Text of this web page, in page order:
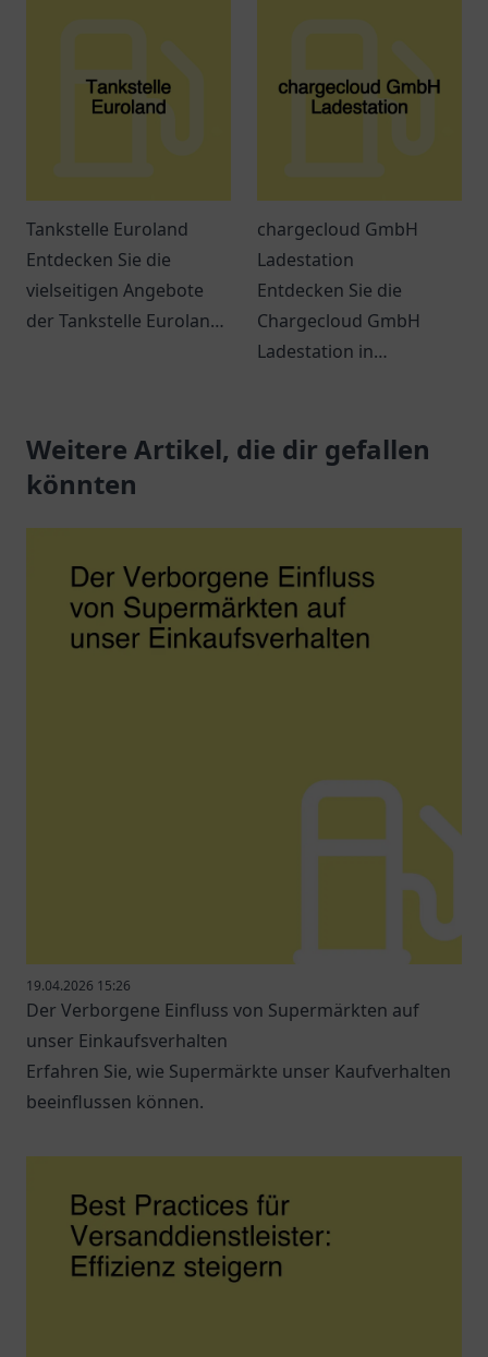
Lademöglichkeiten.
Tankstelle Euroland
Entdecken Sie die
vielseitigen Angebote
der Tankstelle Euroland
chargecloud GmbH
Ladestation
Entdecken Sie die
Chargecloud GmbH
Ladestation in
zum Laden von
Elektroautos.
Weitere Artikel, die dir gefallen
könnten
19.04.2026 15:26
Der Verborgene Einfluss von Supermärkten auf
unser Einkaufsverhalten
Erfahren Sie, wie Supermärkte unser Kaufverhalten
beeinflussen können.